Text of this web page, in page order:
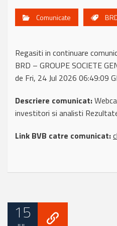
Comunicate
Regasiti in continuare
BRD – GROUPE SOCIETE
de Fri, 24 Jul 2026 06:49:09
Descriere comunicat:
investitori si analisti
Link BVB catre comunicat:
15